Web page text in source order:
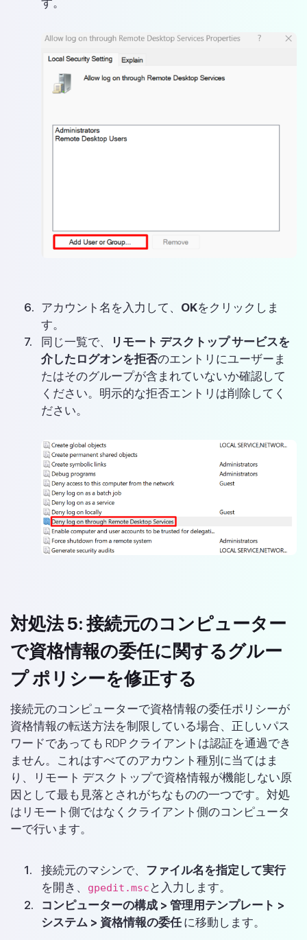
す。
アカウント名を入力して、 OKをクリックしま
す。
同じ一覧で、
リモート デスクトップ サービスを
介したログオンを拒否のエントリにユーザーま
たはそのグループが含まれていないか確認して
ください。明示的な拒否エントリは削除してく
ださい。
対処法 5: 接続元のコンピューター
で資格情報の委任に関するグルー
プ ポリシーを修正する
接続元のコンピューターで資格情報の委任ポリシーが
資格情報の転送方法を制限している場合、正しいパス
ワードであっても RDP クライアントは認証を通過でき
ません。これはすべてのアカウント種別に当てはま
り、リモート デスクトップで資格情報が機能しない原
因として最も見落とされがちなものの一つです。対処
はリモート側ではなくクライアント側のコンピュータ
ーで行います。
接続元のマシンで、 ファイル名を指定して実行
を開き、
gpedit.msc と入力します。
コンピューターの構成 > 管理用テンプレート >
システム > 資格情報の委任に移動します。